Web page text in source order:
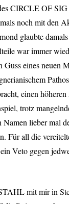
CIRCLEOFSIG
noch mit den
glaubte
war immer
eines neuen
einen
trotz
lieber mal
Für all die
Veto gegen
mit mir in